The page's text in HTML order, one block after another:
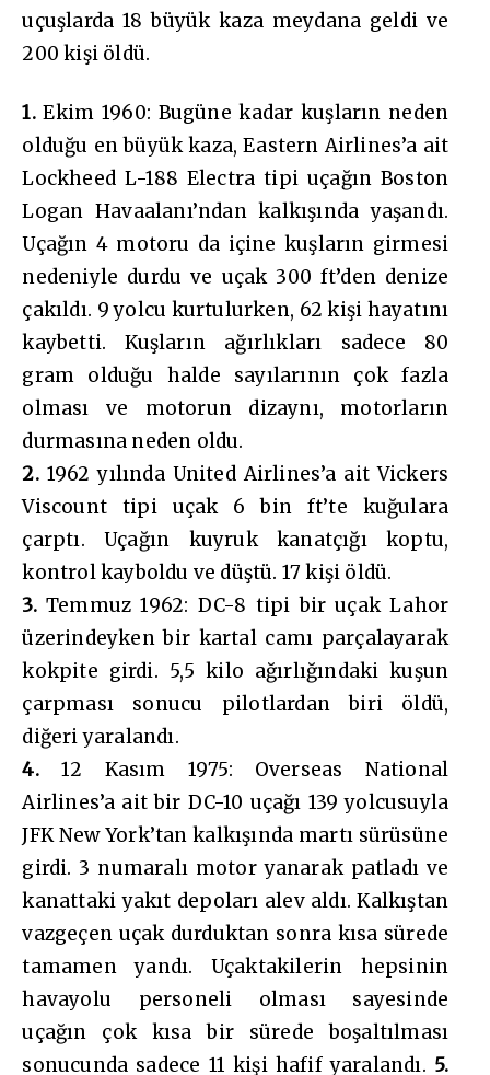
uçuşlarda 18 büyük kaza meydana geldi ve
200 kişi öldü.
1.Ekim 1960: Bugüne kadar kuşların neden
olduğu en büyük kaza, Eastern Airlines’a ait
Lockheed L-188 Electra tipi uçağın Boston
Logan Havaalanı’ndan kalkışında yaşandı.
Uçağın 4 motoru da içine kuşların girmesi
nedeniyle durdu ve uçak 300 ft’den denize
çakıldı. 9 yolcu kurtulurken, 62 kişi hayatını
kaybetti. Kuşların ağırlıkları sadece 80
gram olduğu halde sayılarının çok fazla
olması ve motorun dizaynı, motorların
durmasına neden oldu.
2.1962 yılında United Airlines’a ait Vickers
Viscount tipi uçak 6 bin ft’te kuğulara
çarptı. Uçağın kuyruk kanatçığı koptu,
kontrol kayboldu ve düştü. 17 kişi öldü.
3.Temmuz 1962: DC-8 tipi bir uçak Lahor
üzerindeyken bir kartal camı parçalayarak
kokpite girdi. 5,5 kilo ağırlığındaki kuşun
çarpması sonucu pilotlardan biri öldü,
diğeri yaralandı.
4.12 Kasım 1975: Overseas National
Airlines’a ait bir DC-10 uçağı 139 yolcusuyla
JFK New York’tan kalkışında martı sürüsüne
girdi. 3 numaralı motor yanarak patladı ve
kanattaki yakıt depoları alev aldı. Kalkıştan
vazgeçen uçak durduktan sonra kısa sürede
tamamen yandı. Uçaktakilerin hepsinin
havayolu personeli olması sayesinde
uçağın çok kısa bir sürede boşaltılması
sonucunda sadece 11 kişi hafif yaralandı. 5.